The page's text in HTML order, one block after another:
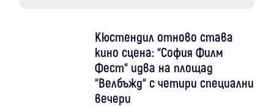
Кюстендил отново става
кино сцена: “София Филм
Фест“ идва на площад
“Велбъжд“ с четири специални
вечери